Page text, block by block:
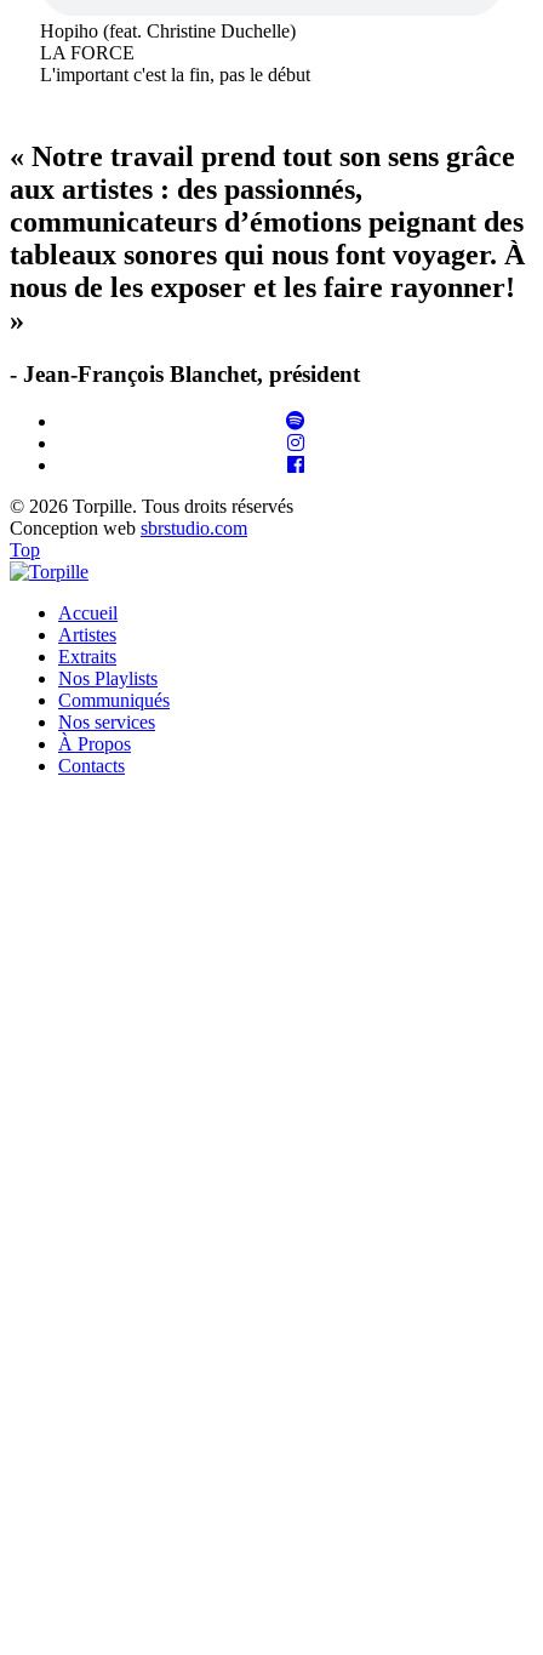
Hopiho (feat. Christine Duchelle)
LA FORCE
L'important c'est la fin, pas le début
« Notre travail prend tout son sens grâce
aux artistes : des passionnés,
communicateurs d’émotions peignant des
tableaux sonores qui nous font voyager. À
nous de les exposer et les faire rayonner!
»
- Jean-François Blanchet, président
© 2026 Torpille. Tous droits réservés
Conception web sbrstudio.com
Top
Accueil
Artistes
Extraits
Nos Playlists
Communiqués
Nos services
À Propos
Contacts